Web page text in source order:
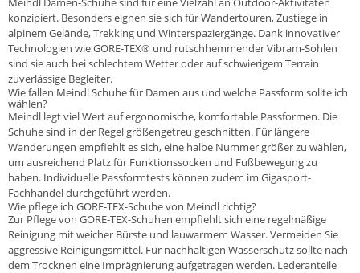
konzipiert. Besonders eignen sie sich für Wandertouren, Zustiege in
alpinem Gelände, Trekking und Winterspaziergänge. Dank innovativer
Technologien wie GORE-TEX® und rutschhemmender Vibram-Sohlen
sind sie auch bei schlechtem Wetter oder auf schwierigem Terrain
zuverlässige Begleiter.
Wie fallen Meindl Schuhe für Damen aus und welche Passform sollte ich
wählen?
Meindl legt viel Wert auf ergonomische, komfortable Passformen. Die
Schuhe sind in der Regel größengetreu geschnitten. Für längere
Wanderungen empfiehlt es sich, eine halbe Nummer größer zu wählen,
um ausreichend Platz für Funktionssocken und Fußbewegung zu
haben. Individuelle Passformtests können zudem im Gigasport-
Fachhandel durchgeführt werden.
Wie pflege ich GORE-TEX-Schuhe von Meindl richtig?
Zur Pflege von GORE-TEX-Schuhen empfiehlt sich eine regelmäßige
Reinigung mit weicher Bürste und lauwarmem Wasser. Vermeiden Sie
aggressive Reinigungsmittel. Für nachhaltigen Wasserschutz sollte nach
dem Trocknen eine Imprägnierung aufgetragen werden. Lederanteile